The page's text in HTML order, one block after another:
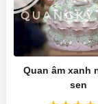
Quan âm xanh
sen